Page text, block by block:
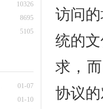
10326
8695
5105
01-07
01-10
访问
统的
求，
协议